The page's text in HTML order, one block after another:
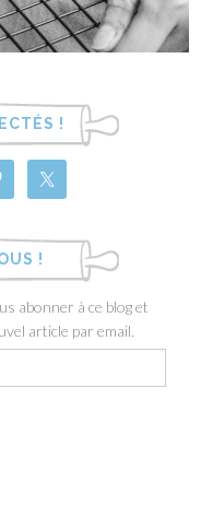
!
!
abonner à ce blog et
article par email.